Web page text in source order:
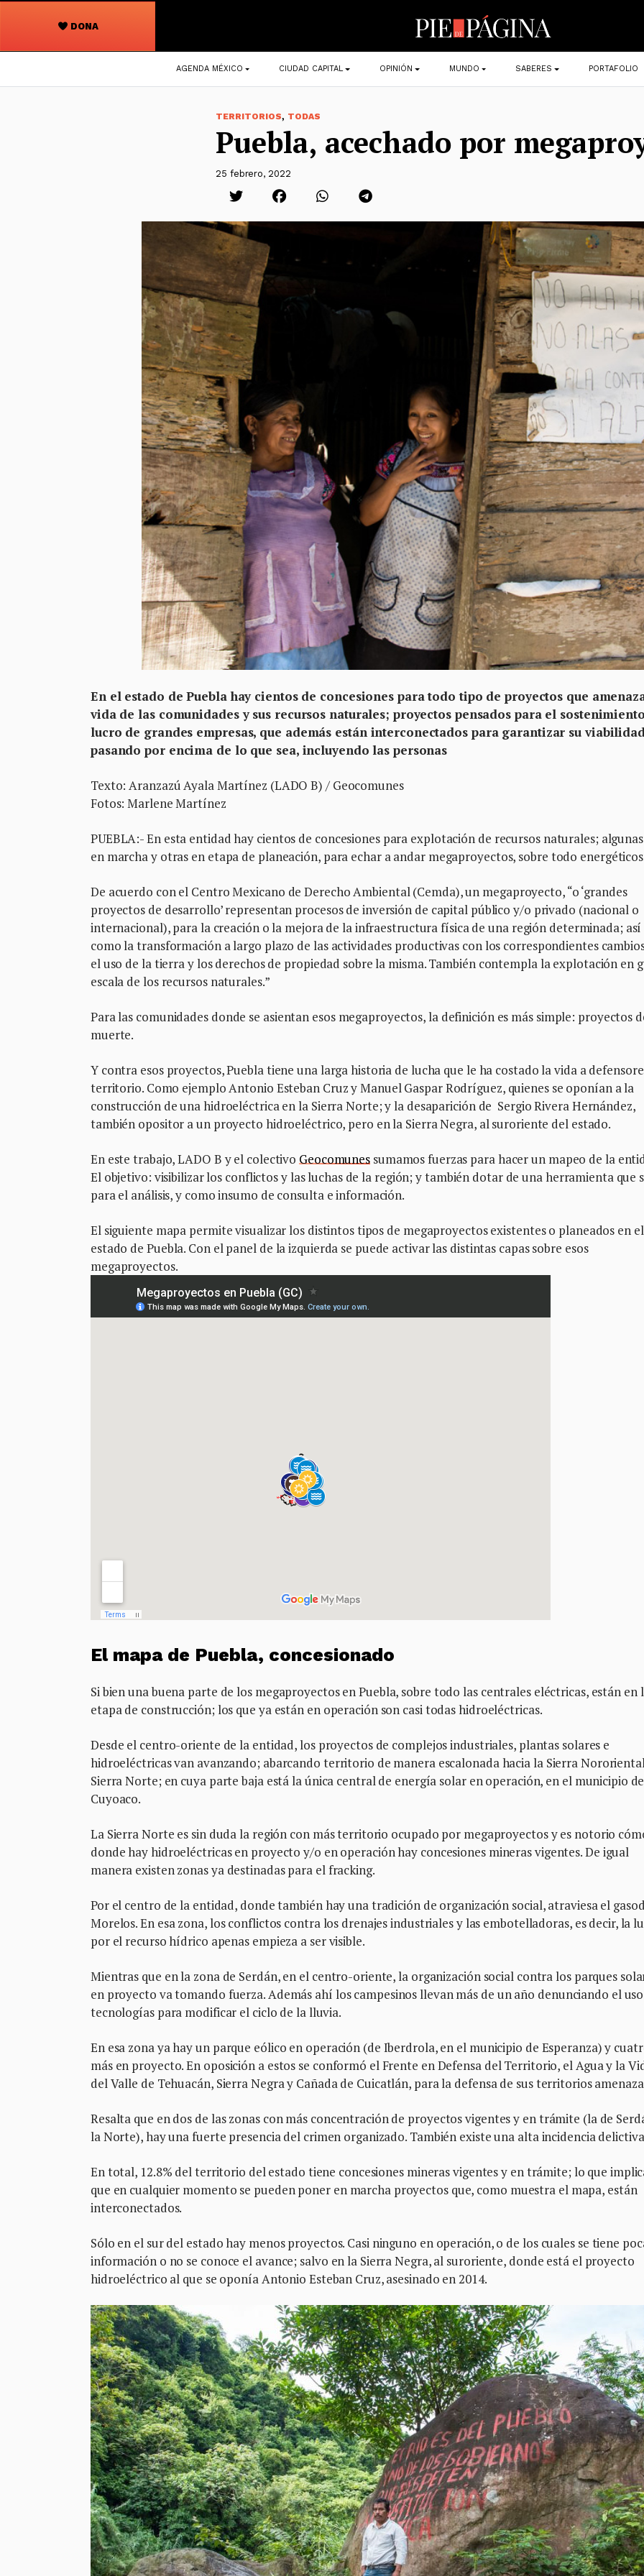
DONA
Navegación
principal
AGENDA MÉXICO CIUDAD CAPITAL OPINIÓN MUNDO SABERES PORTAFOLIO
TERRITORIOS, TODAS
Puebla, acechado por
25 febrero, 2022
En el estado de Puebla hay cientos de concesiones para todo tipo de proyectos que
vida de las comunidades y sus recursos naturales; proyectos pensados para el
lucro de grandes empresas, que además están interconectados para garantizar su
pasando por encima de lo que sea, incluyendo las personas
Texto: Aranzazú Ayala Martínez (LADO B) / Geocomunes
Fotos: Marlene Martínez
PUEBLA:- En esta entidad hay cientos de concesiones para explotación de recursos naturales;
en marcha y otras en etapa de planeación, para echar a andar megaproyectos, sobre todo
De acuerdo con el Centro Mexicano de Derecho Ambiental (Cemda), un megaproyecto, “o ‘grandes
proyectos de desarrollo’ representan procesos de inversión de capital público y/o privado (nacional o
internacional), para la creación o la mejora de la infraestructura física de una región determinada; así
como la transformación a largo plazo de las actividades productivas con los correspondientes
el uso de la tierra y los derechos de propiedad sobre la misma. También contempla la explotación en
escala de los recursos naturales.”
Para las comunidades donde se asientan esos megaproyectos, la definición es más simple: proyectos
muerte.
Y contra esos proyectos, Puebla tiene una larga historia de lucha que le ha costado la vida a
territorio. Como ejemplo Antonio Esteban Cruz y Manuel Gaspar Rodríguez, quienes se oponían a la
construcción de una hidroeléctrica en la Sierra Norte; y la desaparición de Sergio Rivera Hernández,
también opositor a un proyecto hidroeléctrico, pero en la Sierra Negra, al suroriente del estado.
En este trabajo, LADO B y el colectivoGeocomunes sumamos fuerzas para hacer un mapeo de la
El objetivo: visibilizar los conflictos y las luchas de la región; y también dotar de una herramienta que
para el análisis, y como insumo de consulta e información.
El siguiente mapa permite visualizar los distintos tipos de megaproyectos existentes o planeados en el
estado de Puebla. Con el panel de la izquierda se puede activar las distintas capas sobre esos
megaproyectos.
El mapa de Puebla, concesionado
Si bien una buena parte de los megaproyectos en Puebla, sobre todo las centrales eléctricas, están en
etapa de construcción; los que ya están en operación son casi todas hidroeléctricas.
Desde el centro-oriente de la entidad, los proyectos de complejos industriales, plantas solares e
hidroeléctricas van avanzando; abarcando territorio de manera escalonada hacia la Sierra
Sierra Norte; en cuya parte baja está la única central de energía solar en operación, en el municipio de
Cuyoaco.
La Sierra Norte es sin duda la región con más territorio ocupado por megaproyectos y es notorio
donde hay hidroeléctricas en proyecto y/o en operación hay concesiones mineras vigentes. De igual
manera existen zonas ya destinadas para el fracking.
Por el centro de la entidad, donde también hay una tradición de organización social, atraviesa el
Morelos. En esa zona, los conflictos contra los drenajes industriales y las embotelladoras, es decir, la
por el recurso hídrico apenas empieza a ser visible.
Mientras que en la zona de Serdán, en el centro-oriente, la organización social contra los parques
en proyecto va tomando fuerza. Además ahí los campesinos llevan más de un año denunciando el
tecnologías para modificar el ciclo de la lluvia.
En esa zona ya hay un parque eólico en operación (de Iberdrola, en el municipio de Esperanza) y
más en proyecto. En oposición a estos se conformó el Frente en Defensa del Territorio, el Agua y la
del Valle de Tehuacán, Sierra Negra y Cañada de Cuicatlán, para la defensa de sus territorios
Resalta que en dos de las zonas con más concentración de proyectos vigentes y en trámite (la de
la Norte), hay una fuerte presencia del crimen organizado. También existe una alta incidencia
En total, 12.8% del territorio del estado tiene concesiones mineras vigentes y en trámite; lo que
que en cualquier momento se pueden poner en marcha proyectos que, como muestra el mapa, están
interconectados.
Sólo en el sur del estado hay menos proyectos. Casi ninguno en operación, o de los cuales se tiene
información o no se conoce el avance; salvo en la Sierra Negra, al suroriente, donde está el proyecto
hidroeléctrico al que se oponía Antonio Esteban Cruz, asesinado en 2014.